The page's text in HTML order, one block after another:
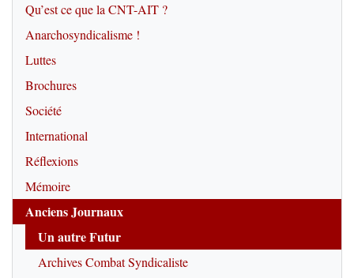
Qu’est ce que la CNT-AIT ?
Anarchosyndicalisme !
Luttes
Brochures
Société
International
Réflexions
Mémoire
Anciens Journaux
Un autre Futur
Archives Combat Syndicaliste